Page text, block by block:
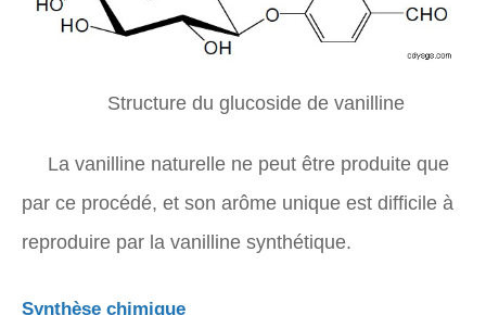
Structure du glucoside de vanilline
La vanilline naturelle ne peut être produite que
par ce procédé, et son arôme unique est difficile à
reproduire par la vanilline synthétique.
Synthèse chimique